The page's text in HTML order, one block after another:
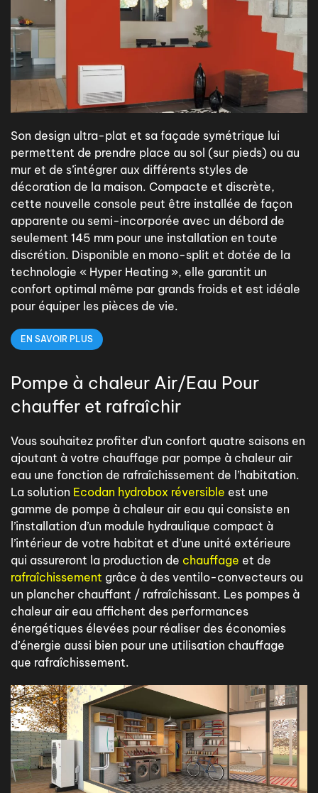
Son design ultra-plat et sa façade symétrique lui
permettent de prendre place au sol (sur pieds) ou au
mur et de s’intégrer aux différents styles de
décoration de la maison. Compacte et discrète,
cette nouvelle console peut être installée de façon
apparente ou semi-incorporée avec un débord de
seulement 145 mm pour une installation en toute
discrétion. Disponible en mono-split et dotée de la
technologie « Hyper Heating », elle garantit un
confort optimal même par grands froids et est idéale
pour équiper les pièces de vie.
EN SAVOIR PLUS
Pompe à chaleur Air/Eau Pour
chauffer et rafraîchir
Vous souhaitez profiter d’un confort quatre saisons en
ajoutant à votre chauffage par pompe à chaleur air
eau une fonction de rafraîchissement de l’habitation.
La solution Ecodan hydrobox réversible est une
gamme de pompe à chaleur air eau qui consiste en
l’installation d’un module hydraulique compact à
l’intérieur de votre habitat et d’une unité extérieure
qui assureront la production de chauffage et de
rafraîchissement grâce à des ventilo-convecteurs ou
un plancher chauffant / rafraîchissant. Les pompes à
chaleur air eau affichent des performances
énergétiques élevées pour réaliser des économies
d’énergie aussi bien pour une utilisation chauffage
que rafraîchissement.